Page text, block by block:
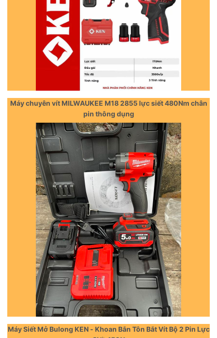
Máy chuyên vít MILWAUKEE M18 2855 lực siết 480Nm chân
pin thông dụng
Máy Siết Mở Bulong KEN - Khoan Bắn Tôn Bắt Vít Bộ 2 Pin Lực